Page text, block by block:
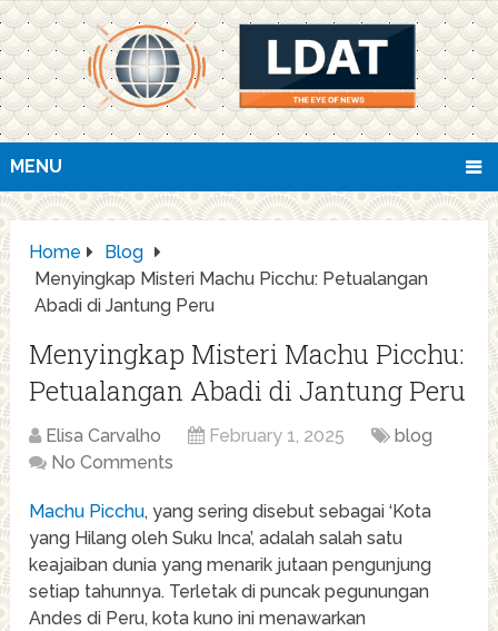
MENU
Home
Blog
Menyingkap Misteri Machu Picchu: Petualangan
Abadi di Jantung Peru
Menyingkap Misteri Machu Picchu:
Petualangan Abadi di Jantung Peru
Elisa Carvalho February 1, 2025
blog
No Comments
Machu Picchu, yang sering disebut sebagai ‘Kota
yang Hilang oleh Suku Inca’, adalah salah satu
keajaiban dunia yang menarik jutaan pengunjung
setiap tahunnya. Terletak di puncak pegunungan
Andes di Peru, kota kuno ini menawarkan